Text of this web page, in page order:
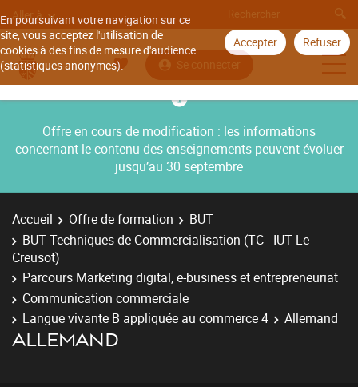
En poursuivant votre navigation sur ce
site, vous acceptez l'utilisation de
cookies à des fins de mesure d'audience
(statistiques anonymes).
Accepter Refuser
Aller à
Se connecter
Offre en cours de modification : les informations
concernant le contenu des enseignements peuvent évoluer
jusqu’au 30 septembre
Accueil Offre de formation
BUT
BUT Techniques de Commercialisation (TC - IUT Le
Creusot)
Parcours Marketing digital, e-business et entrepreneuriat
Communication commerciale
Langue vivante B appliquée au commerce 4
Allemand
ALLEMAND